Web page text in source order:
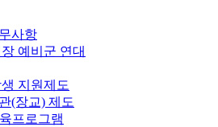
사항
예비군 연대
지원제도
(장교) 제도
프로그램